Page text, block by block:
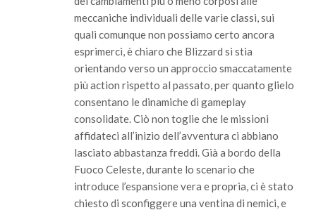
meccaniche individuali delle varie classi, sui
quali comunque non possiamo certo ancora
esprimerci, è chiaro che Blizzard si stia
orientando verso un approccio smaccatamente
più action rispetto al passato, per quanto glielo
consentano le dinamiche di gameplay
consolidate. Ciò non toglie che le missioni
affidateci all’inizio dell’avventura ci abbiano
lasciato abbastanza freddi. Già a bordo della
Fuoco Celeste, durante lo scenario che
introduce l’espansione vera e propria, ci è stato
chiesto di sconfiggere una ventina di nemici, e